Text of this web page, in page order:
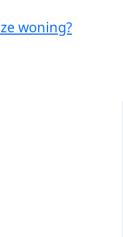
woning?